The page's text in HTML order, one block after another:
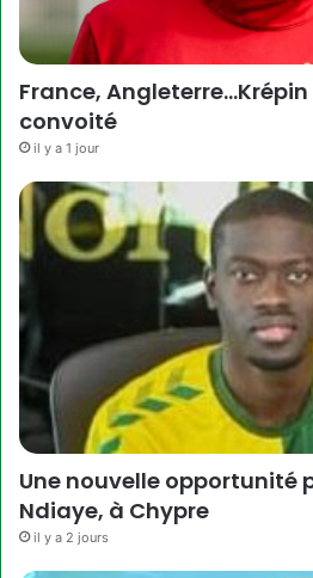
France,
convoité
il y a 1 jour
Une nouvelle opportunité
Ndiaye, à Chypre
il y a 2 jours